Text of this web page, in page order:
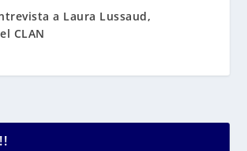
a Laura Lussaud,
CLAN